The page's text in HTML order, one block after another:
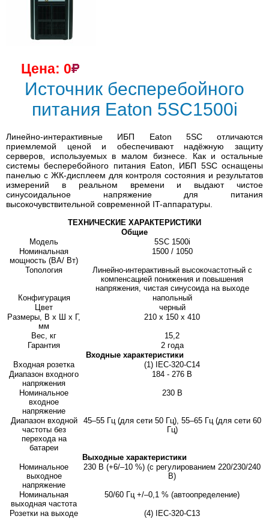
Цена: 0
Источник бесперебойного
питания Eaton 5SC1500i
Линейно-интерактивные ИБП Eaton 5SC отличаются
приемлемой ценой и обеспечивают надёжную защиту
серверов, используемых в малом бизнесе. Как и остальные
системы бесперебойного питания Eaton, ИБП 5SC оснащены
панелью с ЖК-дисплеем для контроля состояния и результатов
измерений в реальном времени и выдают чистое
синусоидальное напряжение для питания
высокочувствительной современной IT-аппаратуры.
ТЕХНИЧЕСКИЕ ХАРАКТЕРИСТИКИ
Общие
Модель
5SC 1500i
Номинальная
мощность (ВА/ Вт)
1500 / 1050
Топология
Линейно-интерактивный высокочастотный с
компенсацией понижения и повышения
напряжения, чистая синусоида на выходе
Конфигурация
напольный
Цвет
черный
Размеры, В x Ш x Г,
мм
210 x 150 x 410
Вес, кг
15,2
Гарантия
2 года
Входные характеристики
Входная розетка
(1) IEC-320-C14
Диапазон входного
напряжения
184 - 276 В
Номинальное
входное
напряжение
230 В
Диапазон входной
частоты без
перехода на
батареи
45–55 Гц (для сети 50 Гц), 55–65 Гц (для сети 60
Гц)
Выходные характеристики
Номинальное
выходное
напряжение
230 В (+6/–10 %) (с регулированием 220/230/240
В)
Номинальная
выходная частота
50/60 Гц +/–0,1 % (автоопределение)
Розетки на выходе (4) IEC-320-C13